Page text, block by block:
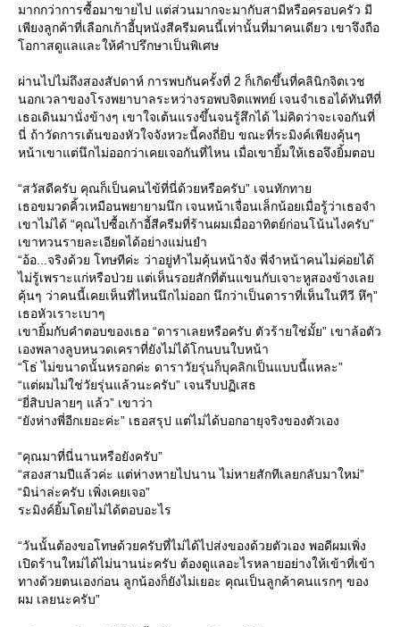
มากกว่าการซื้อมาขายไป แต่ส่วนมากจะมากับสามีหรือครอบครัว มี
เพียงลูกค้าที่เลือกเก้าอี้บุหนังสีครีมคนนี้เท่านั้นที่มาคนเดียว เขาจึงถือ
อกาสดูแลและให้คำปรึกษาเป็นพิเศษ
ผ่านไปไม่ถึงสองสัปดาห์ การพบกันครั้งที่ 2 ก็เกิดขึ้นที่คลินิกจิตเวช
นอกเวลาของโรงพยาบาลระหว่างรอพบจิตแพทย์ เจนจำเธอได้ทันทีที่
เธอเดินมานั่งข้างๆ เขาใจเต้นแรงขึ้นจนรู้สึกได้ ไม่คิดว่าจะเจอกันที่
นี่ ถ้าวัดการเต้นของหัวใจจังหวะนี้คงถี่ยิบ ขณะที่ระมิงค์เพียงคุ้นๆ
หน้าเขาแต่นึกไม่ออกว่าเคยเจอกันที่ไหน เมื่อเขายิ้มให้เธอจึงยิ้มตอบ
“สวัสดีครับ คุณก็เป็นคนไข้ที่นี่ด้วยหรือครับ” เจนทักทา
เธอขมวดคิ้วเหมือนพยายามนึก เจนหน้าเจื่อนเล็กน้อยเมื่อรู้ว่าเธอจำ
เขาไม่ได้ “คุณไปซื้อเก้าอี้สีครีมที่ร้านผมเมื่ออาทิตย์ก่อนโน้นไงครับ”
เขาทวนรายละเอียดได้อย่างแม่นยำ
“อ้อ...จริงด้วย โทษทีค่ะ ว่าอยู่ทำไมคุ้นหน้าจัง พี่จำหน้าคนไม่ค่อยได้
ไม่รู้เพราะแก่หรือป่วย แต่เห็นรอยสักที่ต้นแขนกับเจาะหูสองข้างเล
คุ้นๆ ว่าคนนี้เคยเห็นที่ไหนนึกไม่ออก นึกว่าเป็นดาราที่เห็นในทีวี หึๆ”
เธอหัวเราะเบาๆ
เขายิ้มกับคำตอบของเธอ “ดาราเลยหรือครับ ตัวร้ายใช่มั้ย” เขาล้อตัว
เองพลางลูบหนวดเคราที่ยังไม่ได้โกนบนใบหน้า
“โธ่ ไม่ขนาดนั้นหรอกค่ะ ดาราวัยรุ่นก็บุคลิกเป็นแบบนี้แหละ”
“แต่ผมไม่ใช่วัยรุ่นแล้วนะครับ” เจนรีบปฏิเสธ
“ยี่สิบปลายๆ แล้ว” เขาว่า
“ยังห่างพี่อีกเยอะค่ะ” เธอสรุป แต่ไม่ได้บอกอายุจริงของตัวเอง
“คุณมาที่นี่นานหรือยังครับ”
“สองสามปีแล้วค่ะ แต่ห่างหายไปนาน ไม่หายสักทีเลยกลับมาใหม่”
“มิน่าล่ะครับ เพิ่งเคยเจอ”
ระมิงค์ยิ้มโดยไม่ได้ตอบอะไร
“วันนั้นต้องขอโทษด้วยครับที่ไม่ได้ไปส่งของด้วยตัวเอง พอดีผมเพิ่ง
เปิดร้านใหม่ได้ไม่นานน่ะครับ ต้องดูแลอะไรหลายอย่างให้เข้าที่เข้า
ทางด้วยตนเองก่อน ลูกน้องก็ยังไม่เยอะ คุณเป็นลูกค้าคนแรกๆ ของ
ผม เลยนะครับ”